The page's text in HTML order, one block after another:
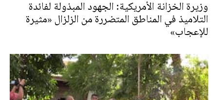
وزيرة الخزانة الأمريكية: الجهود المبذولة لفائدة
التلاميذ في المناطق المتضررة من الزلزال «مثيرة
للإعجاب»